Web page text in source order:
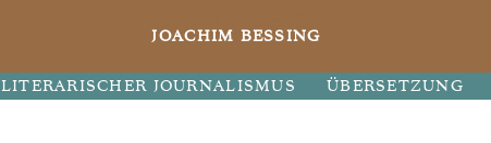
JOACHIM BESSING
LITERARISCHER JOURNALISMUS ÜBERSETZUNG